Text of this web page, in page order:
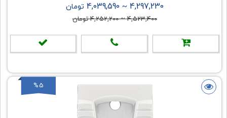
4,297,230
~
4,039,590 تومان
4,523,400
~
4,252,200تومان
%5